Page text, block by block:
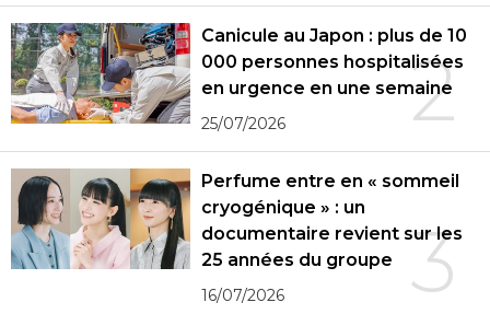
2
Canicule au Japon : plus de 10
000 personnes hospitalisées
en urgence en une semaine
25/07/2026
3
Perfume entre en « sommeil
cryogénique » : un
documentaire revient sur les
25 années du groupe
16/07/2026